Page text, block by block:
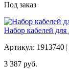
Под заказ
Набор кабелей для
Артикул: 1913740
3 387 руб.